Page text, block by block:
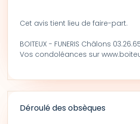
Cet avis tient lieu de faire-part.
BOITEUX - FUNERIS Châlons
Vos condoléances sur
Déroulé des obsèques